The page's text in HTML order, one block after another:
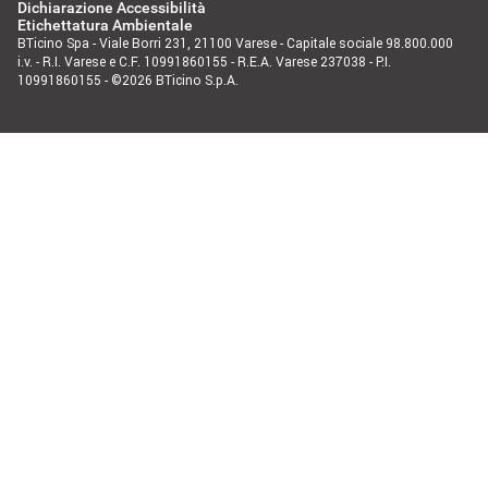
Dichiarazione Accessibilità
Etichettatura Ambientale
BTicino Spa - Viale Borri 231, 21100 Varese - Capitale sociale 98.800.000
i.v. - R.I. Varese e C.F. 10991860155 - R.E.A. Varese 237038 - P.I.
10991860155 - ©2026 BTicino S.p.A.